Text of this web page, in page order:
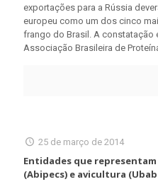
exportações para a Rússia
europeu como um dos cinco
frango do Brasil. A constatação
Associação Brasileira de
25 de março de 2014
Entidades que
(Abipecs) e avicultura